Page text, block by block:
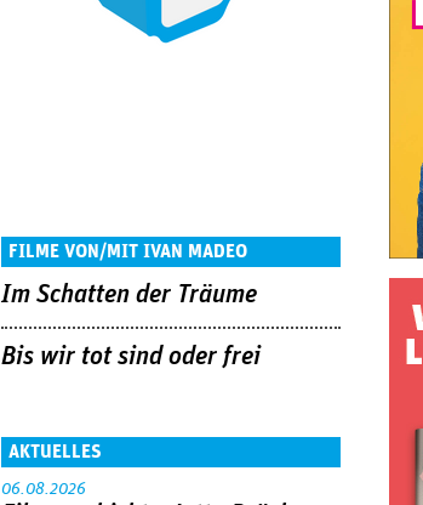
FILME VON/MIT IVAN MADEO
Im Schatten der Träume
Bis wir tot sind oder frei
AKTUELLES
06.08.2026